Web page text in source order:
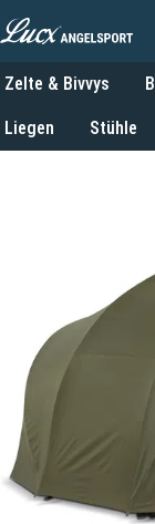
Zelte & Bivvys
Liegen Stühle